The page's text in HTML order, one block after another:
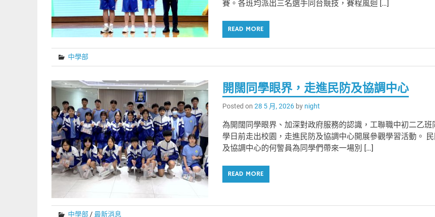
賽。各班均派出三名選手同台競技，賽程風迴 […]
READ MORE
中學部
開闊同學眼界，走進民防及協調中心
Posted on28 5 月, 2026 by night
為開闊同學眼界、加深對政府服務的認識，工聯職中初二乙班
學日前走出校園，走進民防及協調中心開展參觀學習活動。
及協調中心的何警員為同學們帶來一場別 […]
READ MORE
中學部/最新消息